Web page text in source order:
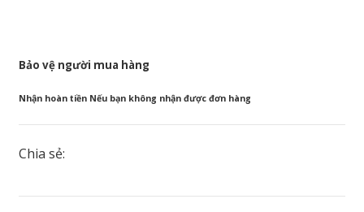
Bảo vệ người mua hàng
Nhận hoàn tiền Nếu bạn không nhận được đơn hàng
Chia sẻ: